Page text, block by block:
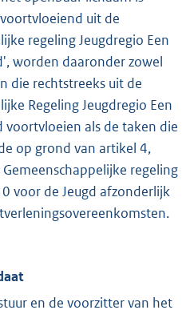
uit de
regeling Jeugdregio Een
worden daaronder zowel
die rechtstreeks uit de
Regeling Jeugdregio Een
voortvloeien als de taken die
op grond van artikel 4,
regeling
voor de Jeugd afzonderlijk
en de voorzitter van het